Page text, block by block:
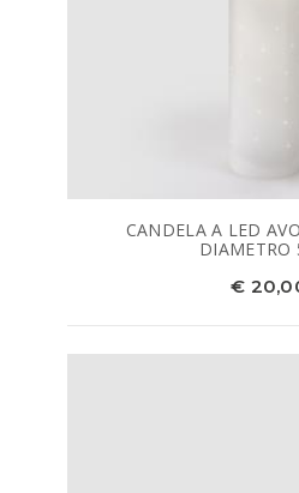
CANDELA A LED
DIAMETRO
€